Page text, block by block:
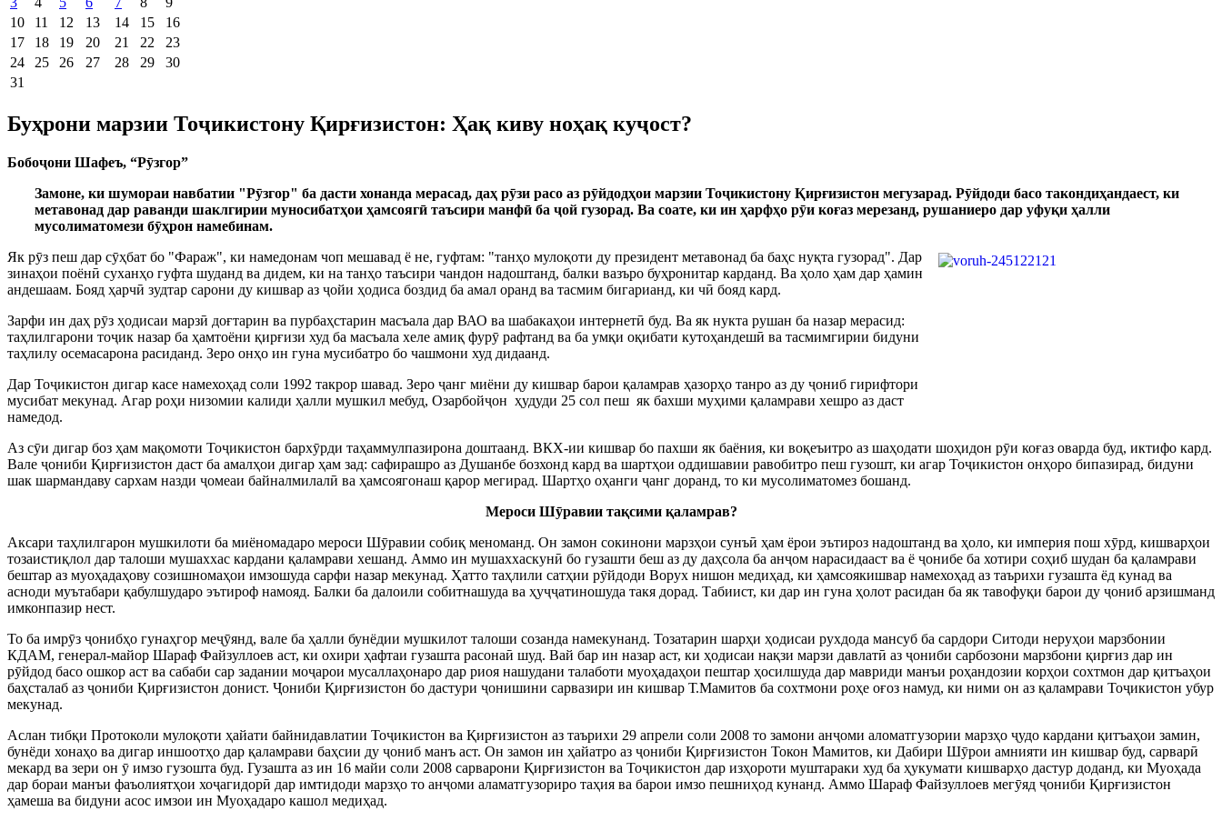
10
11 12 13 14 15
16
17
18 19 20 21 22
23
24
25 26 27 28 29
30
31
Буҳрони марзии Тоҷикистону Қирғизистон: Ҳақ киву ноҳақ куҷост?
Бобоҷони Шафеъ, “Рӯзгор”
Замоне, ки шумораи навбатии "Рӯзгор" ба дасти хонанда мерасад, даҳ рӯзи расо аз рӯйдодҳои марзии Тоҷикистону Қирғизистон мегузарад. Рӯйдоди басо такондиҳандаест, ки
метавонад дар раванди шаклгирии муносибатҳои ҳамсоягӣ таъсири манфӣ ба ҷой гузорад. Ва соате, ки ин ҳарфҳо рӯи коғаз мерезанд, рушаниеро дар уфуқи ҳалли
мусолиматомези бӯҳрон намебинам.
Як рӯз пеш дар сӯҳбат бо "Фараж", ки намедонам чоп мешавад ё не, гуфтам: "танҳо мулоқоти ду президент метавонад ба баҳс нуқта гузорад". Дар
зинаҳои поёнӣ суханҳо гуфта шуданд ва дидем, ки на танҳо таъсири чандон надоштанд, балки вазъро буҳронитар карданд. Ва ҳоло ҳам дар ҳамин
андешаам. Бояд ҳарчӣ зудтар сарони ду кишвар аз ҷойи ҳодиса боздид ба амал оранд ва тасмим бигарианд, ки чӣ бояд кард.
Зарфи ин даҳ рӯз ҳодисаи марзӣ доғтарин ва пурбаҳстарин масъала дар ВАО ва шабакаҳои интернетӣ буд. Ва як нукта рушан ба назар мерасид:
таҳлилгарони тоҷик назар ба ҳамтоёни қирғизи худ ба масъала хеле амиқ фурӯ рафтанд ва ба умқи оқибати кутоҳандешӣ ва тасмимгирии бидуни
таҳлилу осемасарона расиданд. Зеро онҳо ин гуна мусибатро бо чашмони худ дидаанд.
Дар Тоҷикистон дигар касе намехоҳад соли 1992 такрор шавад. Зеро ҷанг миёни ду кишвар барои қаламрав ҳазорҳо танро аз ду ҷониб гирифтори
мусибат мекунад. Агар роҳи низомии калиди ҳалли мушкил мебуд, Озарбойҷон ҳудуди 25 сол пеш як бахши муҳими қаламрави хешро аз даст
намедод.
Аз сӯи дигар боз ҳам мақомоти Тоҷикистон бархӯрди таҳаммулпазирона доштаанд. ВКХ-ии кишвар бо пахши як баёния, ки воқеъитро аз шаҳодати шоҳидон рӯи коғаз оварда буд, иктифо кард.
Вале ҷониби Қирғизистон даст ба амалҳои дигар ҳам зад: сафирашро аз Душанбе бозхонд кард ва шартҳои оддишавии равобитро пеш гузошт, ки агар Тоҷикистон онҳоро бипазирад, бидуни
шак шармандаву сархам назди ҷомеаи байналмилалӣ ва ҳамсоягонаш қарор мегирад. Шартҳо оҳанги ҷанг доранд, то ки мусолиматомез бошанд.
Мероси Шӯравии тақсими қаламрав?
Аксари таҳлилгарон мушкилоти ба миёномадаро мероси Шӯравии собиқ меноманд. Он замон сокинони марзҳои сунъӣ ҳам ёрои эътироз надоштанд ва ҳоло, ки империя пош хӯрд, кишварҳои
тозаистиқлол дар талоши мушаххас кардани қаламрави хешанд. Аммо ин мушаххаскунӣ бо гузашти беш аз ду даҳсола ба анҷом нарасидааст ва ё ҷонибе ба хотири соҳиб шудан ба қаламрави
бештар аз муоҳадаҳову созишномаҳои имзошуда сарфи назар мекунад. Ҳатто таҳлили сатҳии рӯйдоди Ворух нишон медиҳад, ки ҳамсоякишвар намехоҳад аз таърихи гузашта ёд кунад ва
асноди муътабари қабулшударо эътироф намояд. Балки ба далоили собитнашуда ва ҳуҷҷатиношуда такя дорад. Табиист, ки дар ин гуна ҳолот расидан ба як тавофуқи барои ду ҷониб арзишманд
имконпазир нест.
То ба имрӯз ҷонибҳо гунаҳгор меҷӯянд, вале ба ҳалли бунёдии мушкилот талоши созанда намекунанд. Тозатарин шарҳи ҳодисаи рухдода мансуб ба сардори Ситоди неруҳои марзбонии
КДАМ, генерал-майор Шараф Файзуллоев аст, ки охири ҳафтаи гузашта расонаӣ шуд. Вай бар ин назар аст, ки ҳодисаи нақзи марзи давлатӣ аз ҷониби сарбозони марзбони қирғиз дар ин
рӯйдод басо ошкор аст ва сабаби сар задании моҷарои мусаллаҳонаро дар риоя нашудани талаботи муоҳадаҳои пештар ҳосилшуда дар мавриди манъи роҳандозии корҳои сохтмон дар қитъаҳои
баҳсталаб аз ҷониби Қирғизистон донист. Ҷониби Қирғизистон бо дастури ҷонишини сарвазири ин кишвар Т.Мамитов ба сохтмони роҳе оғоз намуд, ки ними он аз қаламрави Тоҷикистон убур
мекунад.
Аслан тибқи Протоколи мулоқоти ҳайати байнидавлатии Тоҷикистон ва Қирғизистон аз таърихи 29 апрели соли 2008 то замони анҷоми аломатгузории марзҳо ҷудо кардани қитъаҳои замин,
бунёди хонаҳо ва дигар иншоотҳо дар қаламрави баҳсии ду ҷониб манъ аст. Он замон ин ҳайатро аз ҷониби Қирғизистон Токон Мамитов, ки Дабири Шӯрои амнияти ин кишвар буд, сарварӣ
мекард ва зери он ӯ имзо гузошта буд. Гузашта аз ин 16 майи соли 2008 сарварони Қирғизистон ва Тоҷикистон дар изҳороти муштараки худ ба ҳукумати кишварҳо дастур доданд, ки Муоҳада
дар бораи манъи фаъолиятҳои хоҷагидорӣ дар имтидоди марзҳо то анҷоми аламатгузориро таҳия ва барои имзо пешниҳод кунанд. Аммо Шараф Файзуллоев мегӯяд ҷониби Қирғизистон
ҳамеша ва бидуни асос имзои ин Муоҳадаро кашол медиҳад.